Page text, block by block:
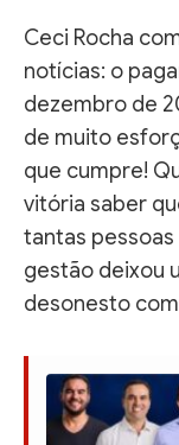
Ceci Rocha
notícias: o
dezembro de
de muito
que cumpre!
vitória saber
tantas
gestão deixou
desonesto